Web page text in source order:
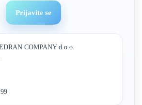
Prijavite se
COMPANY d.o.o.